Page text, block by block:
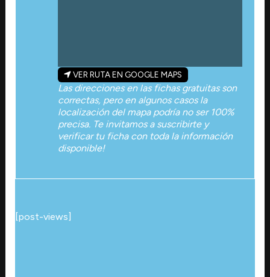
VER RUTA EN GOOGLE MAPS
Las direcciones en las fichas gratuitas son
correctas, pero en algunos casos la
localización del mapa podría no ser 100%
precisa. Te invitamos a suscribirte y
verificar tu ficha con toda la información
disponible!
[post-views]